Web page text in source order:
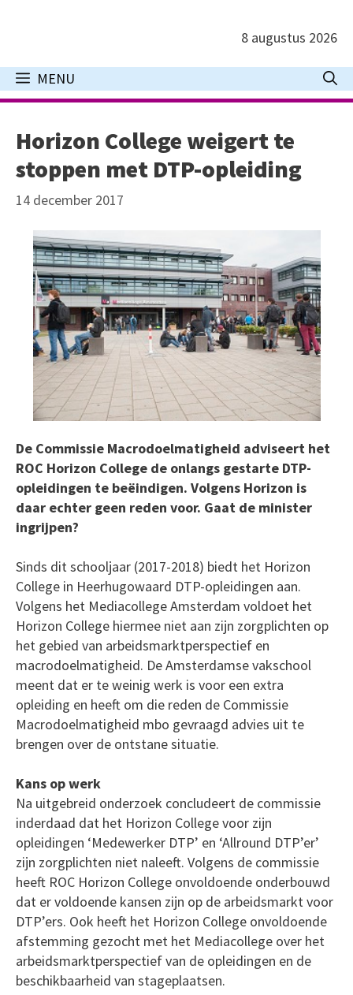
inhoud
8 augustus 2026
MENU
Horizon College weigert te
stoppen met DTP-opleiding
14 december 2017
De Commissie Macrodoelmatigheid adviseert het
ROC Horizon College de onlangs gestarte DTP-
opleidingen te beëindigen. Volgens Horizon is
daar echter geen reden voor. Gaat de minister
ingrijpen?
Sinds dit schooljaar (2017-2018) biedt het Horizon
College in Heerhugowaard DTP-opleidingen aan.
Volgens het Mediacollege Amsterdam voldoet het
Horizon College hiermee niet aan zijn zorgplichten op
het gebied van arbeidsmarktperspectief en
macrodoelmatigheid. De Amsterdamse vakschool
meent dat er te weinig werk is voor een extra
opleiding en heeft om die reden de Commissie
Macrodoelmatigheid mbo gevraagd advies uit te
brengen over de ontstane situatie.
Kans op werk
Na uitgebreid onderzoek concludeert de commissie
inderdaad dat het Horizon College voor zijn
opleidingen ‘Medewerker DTP’ en ‘Allround DTP’er’
zijn zorgplichten niet naleeft. Volgens de commissie
heeft ROC Horizon College onvoldoende onderbouwd
dat er voldoende kansen zijn op de arbeidsmarkt voor
DTP’ers. Ook heeft het Horizon College onvoldoende
afstemming gezocht met het Mediacollege over het
arbeidsmarktperspectief van de opleidingen en de
beschikbaarheid van stageplaatsen.